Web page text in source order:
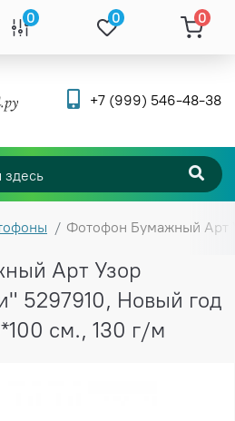
0 0 0
+7 (999) 546-48-38
Фотофон Бумажный Арт
Арт Узор
5297910, Новый год
см., 130 г/м